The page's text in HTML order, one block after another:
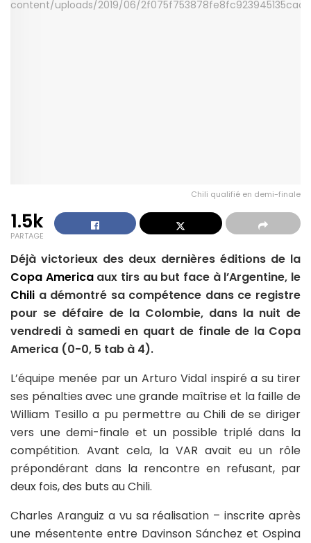
Chili qualifié en demi-finale
1.5k
PARTAGE
Déjà victorieux des deux dernières éditions de la
Copa Americaaux tirs au but face à l’Argentine, le
Chili a démontré sa compétence dans ce registre
pour se défaire de la Colombie, dans la nuit de
vendredi à samedi en quart de finale de la Copa
America (0-0, 5 tab à 4).
L’équipe menée par un Arturo Vidal inspiré a su tirer
ses pénalties avec une grande maîtrise et la faille de
William Tesillo a pu permettre au Chili de se diriger
vers une demi-finale et un possible triplé dans la
compétition. Avant cela, la VAR avait eu un rôle
prépondérant dans la rencontre en refusant, par
deux fois, des buts au Chili.
Charles Aranguiz a vu sa réalisation – inscrite après
une mésentente entre Davinson Sánchez et Ospina